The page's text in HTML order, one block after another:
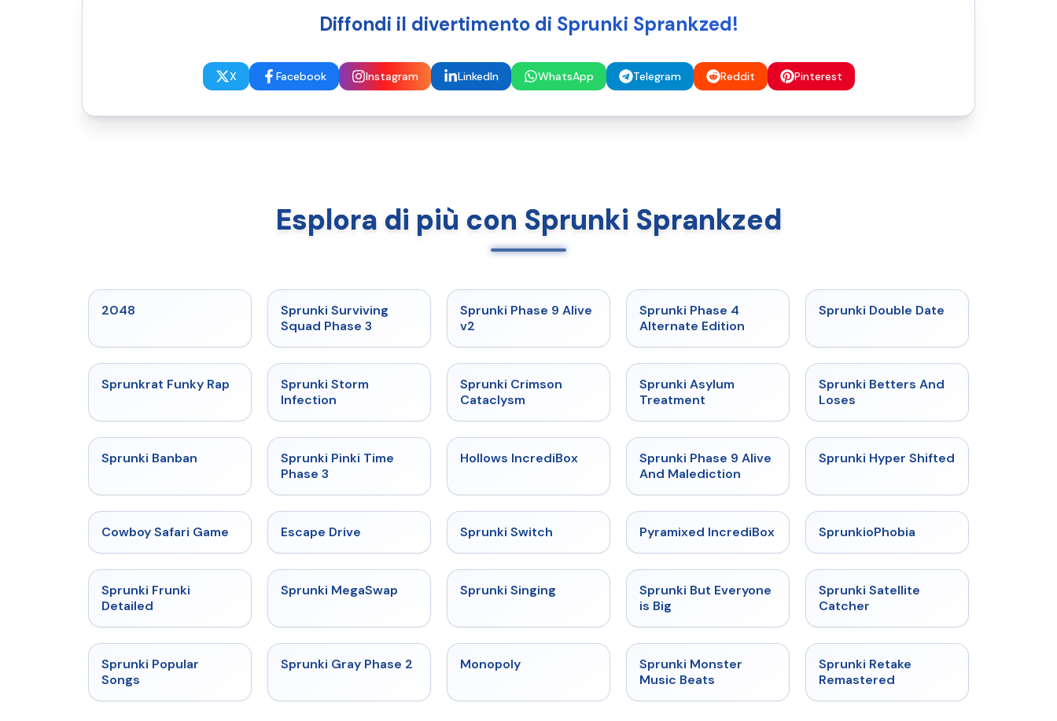
Diffondi il divertimento di Sprunki Sprankzed!
X Facebook Instagram LinkedIn WhatsApp Telegram Reddit Pinterest
Esplora di più con Sprunki Sprankzed
2048 ★
Sprunki Surviving
Squad Phase 3
★ 4.6
Sprunki Phase 9 Alive
v2
Sprunki Phase 4
Alternate Edition
★ 4.5
Sprunki Double Date
★ 4.7
Sprunkrat Funky Rap
Sprunki Storm
Infection
Sprunki Crimson
Cataclysm
Sprunki Asylum
Treatment
★ 4.6
Sprunki Betters And
Loses
Sprunki Banban ★
Sprunki Pinki Time
Phase 3
★ 4.3
Hollows IncrediBox ★ 4.4
Sprunki Phase 9 Alive
And Malediction
★ 4.5
Sprunki Hyper Shifted
★
Cowboy Safari Game Escape Drive Sprunki Switch ★ 4.6
Pyramixed IncrediBox SprunkioPhobia
Sprunki Frunki
Detailed
★ 4.5
Sprunki MegaSwap Sprunki Singing ★ 4.5
Sprunki But Everyone
is Big
Sprunki Satellite
Catcher
Sprunki Popular
Songs
★ 4.4
Sprunki Gray Phase 2 Monopoly
Sprunki Monster
Music Beats
Sprunki Retake
Remastered